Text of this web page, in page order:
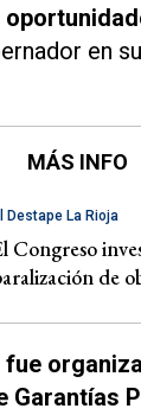
en
MÁS INFO
Destape La Rioja
Congreso
de
fue
Garantías